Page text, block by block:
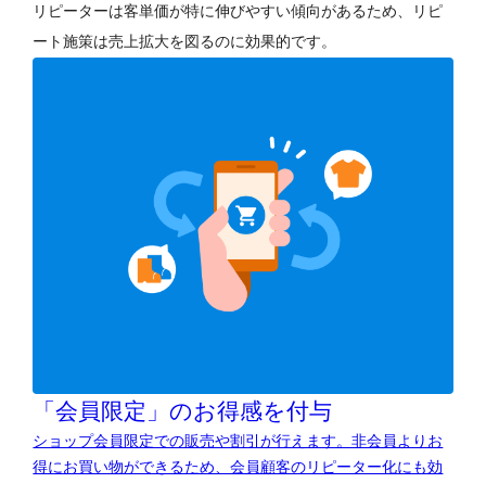
リピーターは客単価が特に伸びやすい傾向があるため、リピ
ート施策は売上拡大を図るのに効果的です。
「会員限定」のお得感を付与
ショップ会員限定での販売や割引が行えます。非会員よりお
得にお買い物ができるため、会員顧客のリピーター化にも効